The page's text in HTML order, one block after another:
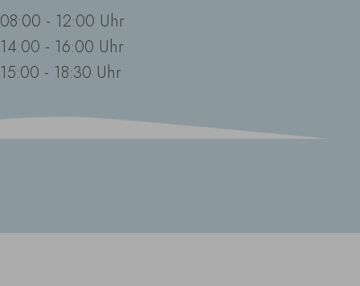
08:00 - 12:00 Uhr
14:00 - 16:00 Uhr
15:00 - 18:30 Uhr